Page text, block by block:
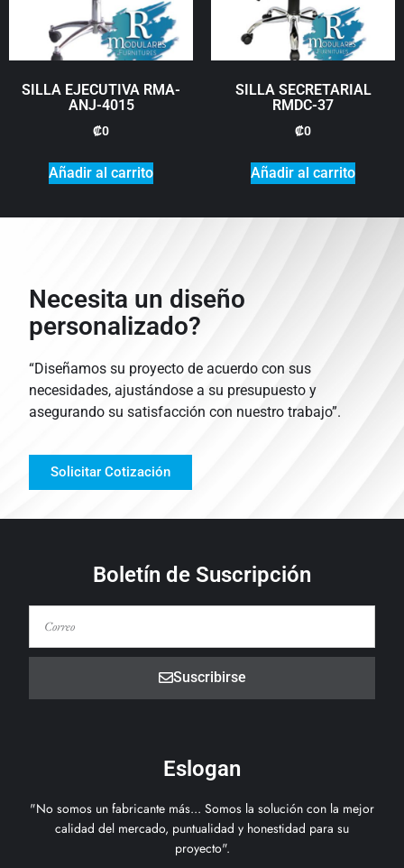
SILLA EJECUTIVA RMA-
ANJ-4015
₡0
Añadir al carrito
SILLA SECRETARIAL
RMDC-37
₡0
Añadir al carrito
Necesita un diseño
personalizado?
“Diseñamos su proyecto de acuerdo con sus
necesidades, ajustándose a su presupuesto y
asegurando su satisfacción con nuestro trabajo”.
Solicitar Cotización
Boletín de Suscripción
Suscribirse
Eslogan
"No somos un fabricante más... Somos la solución con la mejor
calidad del mercado, puntualidad y honestidad para su
proyecto".